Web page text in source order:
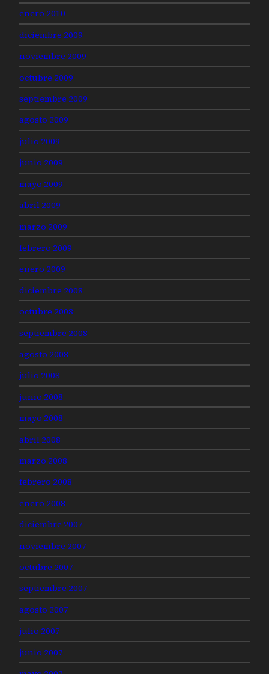
enero 2010
diciembre 2009
noviembre 2009
octubre 2009
septiembre 2009
agosto 2009
julio 2009
junio 2009
mayo 2009
abril 2009
marzo 2009
febrero 2009
enero 2009
diciembre 2008
octubre 2008
septiembre 2008
agosto 2008
julio 2008
junio 2008
mayo 2008
abril 2008
marzo 2008
febrero 2008
enero 2008
diciembre 2007
noviembre 2007
octubre 2007
septiembre 2007
agosto 2007
julio 2007
junio 2007